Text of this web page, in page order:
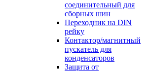
соединительный для
сборных шин
Переходник на DIN
рейку
Контактор/магнитный
пускатель для
конденсаторов
Защита от